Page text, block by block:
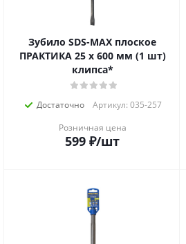
Зубило SDS-MAX плоское
ПРАКТИКА 25 х 600 мм (1 шт)
клипса*
Достаточно
Артикул: 035-257
Розничная цена
599 ₽/шт